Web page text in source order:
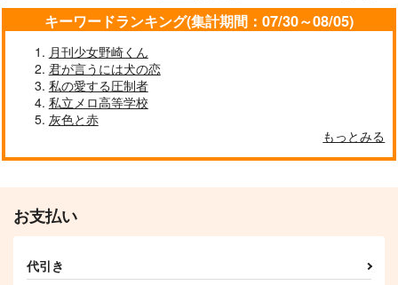
海ザクロ
944円（税込）
レノックス×ファウスト
サンプル
海ザクロ
レノックス×ファウスト
キーワードランキング(集計期間：07/30～08/05)
月刊少女野崎くん
君が言うには犬の恋
私の愛する圧制者
私立メロ高等学校
灰色と赤
もっとみる
お支払い
代引き